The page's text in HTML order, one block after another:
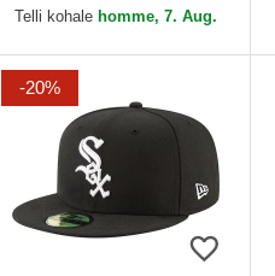
Era
Telli kohale homme, 7. Aug.
-20%